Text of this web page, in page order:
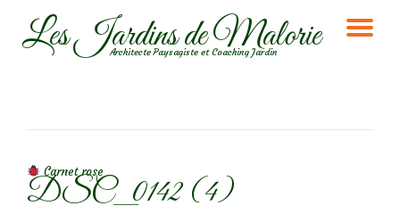
AllerLes Jardins de Malorie
Architecte Paysagiste et Coaching Jardin
Carnet rose
DSC_0142 (4)